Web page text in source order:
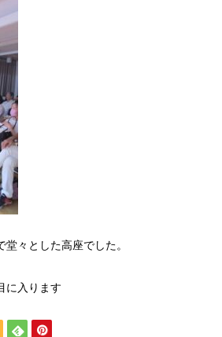
々とした高座でした。
に入ります